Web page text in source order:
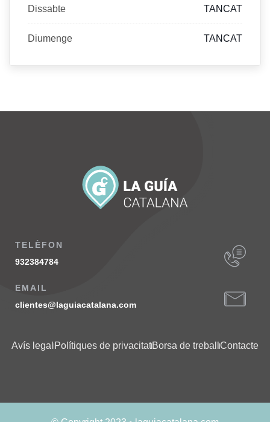
Dissabte TANCAT
Diumenge TANCAT
TELÈFON
932384784
EMAIL
clientes@laguiacatalana.com
Avís legal Polítiques de privacitatBorsa de treball Contacte